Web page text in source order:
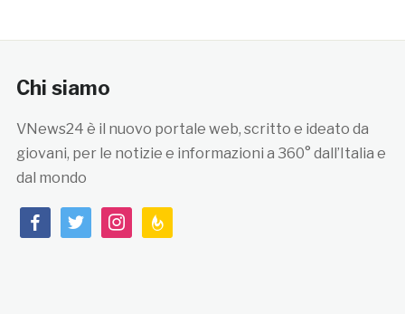
Chi siamo
VNews24 è il nuovo portale web, scritto e ideato da
giovani, per le notizie e informazioni a 360° dall’Italia e
dal mondo
facebooktwitterinstagramfeedburner